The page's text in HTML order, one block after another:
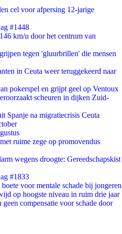
cel voor afpersing 12-jarige
#1448
km/u door het centrum van
tegen 'gluurbrillen' die mensen
in Ceuta weer teruggekeerd naar
pokerspel en grijpt geel op Ventoux
scheuren in dijken Zuid-
Spanje na migratiecrisis Ceuta
ruime zege op promovendus
wegens droogte: Gereedschapskist
#1833
voor mentale schade bij jongeren
op hoogste niveau in ruim drie jaar
compensatie voor schade door